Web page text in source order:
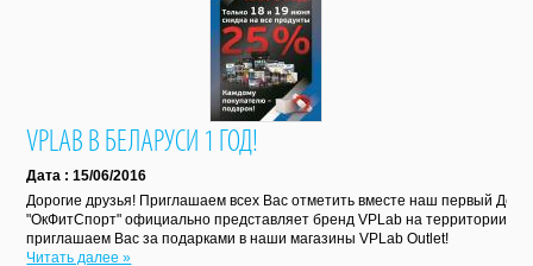
VPLAB В БЕЛАРУСИ 1 ГОД!
Дата : 15/06/2016
Дорогие друзья! Приглашаем всех Вас отметить вместе наш первый
"ОкФитСпорт" официально представляет бренд VPLab на территории
приглашаем Вас за подарками в наши магазины VPLab Outlet!
Читать далее »